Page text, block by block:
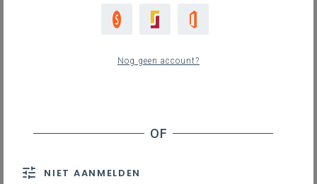
Nog geen account?
NIET AANMELDEN